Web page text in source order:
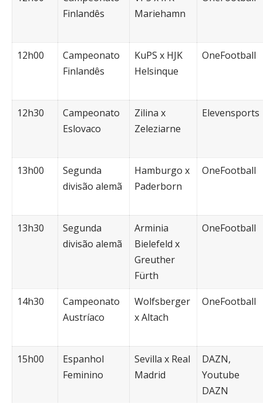
Finlandês
Mariehamn
12h00
Campeonato
Finlandês
KuPS x HJK
Helsinque
OneFootball
12h30
Campeonato
Eslovaco
Zilina x
Zeleziarne
Elevensports
13h00
Segunda
divisão alemã
Hamburgo x
Paderborn
OneFootball
13h30
Segunda
divisão alemã
Arminia
Bielefeld x
Greuther
Fürth
OneFootball
14h30
Campeonato
Austríaco
Wolfsberger
x Altach
OneFootball
15h00
Espanhol
Feminino
Sevilla x Real
Madrid
DAZN,
Youtube
DAZN